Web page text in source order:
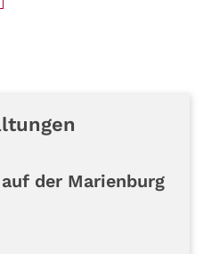
der Marienburg